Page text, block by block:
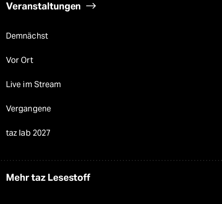
Veranstaltungen
Demnächst
Vor Ort
Live im Stream
Vergangene
taz lab 2027
Mehr taz Lesestoff